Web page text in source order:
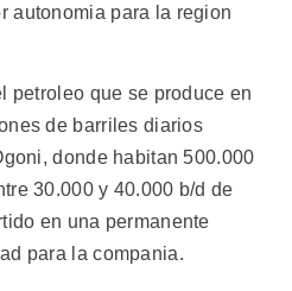
autonomia para la region
petroleo que se produce en
de barriles diarios
donde habitan 500.000
30.000 y 40.000 b/d de
en una permanente
para la compania.